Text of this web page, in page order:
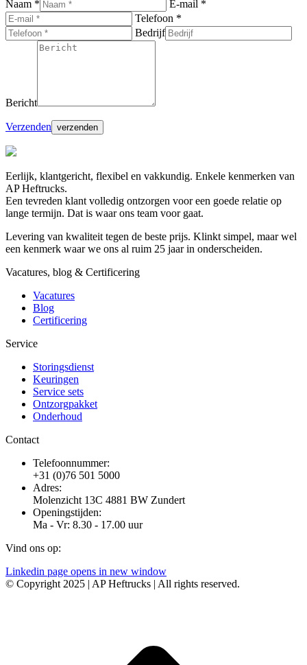
Naam *
E-mail *
Telefoon *
Bedrijf
Bericht
Verzenden
Eerlijk, klantgericht, flexibel en vakkundig. Enkele kenmerken van
AP Heftrucks.
Een tevreden klant volledig ontzorgen voor een goede relatie op
lange termijn. Dat is waar ons team voor gaat.
Levering van kwaliteit tegen de beste prijs. Klinkt simpel, maar wel
een kenmerk waar we ons al ruim 25 jaar in onderscheiden.
Vacatures, blog & Certificering
Vacatures
Blog
Certificering
Service
Storingsdienst
Keuringen
Service sets
Ontzorgpakket
Onderhoud
Contact
Telefoonnummer:
+31 (0)76 501 5000
Adres:
Molenzicht 13C 4881 BW Zundert
Openingstijden:
Ma - Vr: 8.30 - 17.00 uur
Vind ons op:
Linkedin page opens in new window
© Copyright 2025 | AP Heftrucks | All rights reserved.